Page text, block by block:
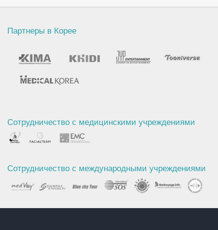
Партнеры в Корее
Сотрудничество с медицинскими учреждениями
Сотрудничество с международными учреждениями